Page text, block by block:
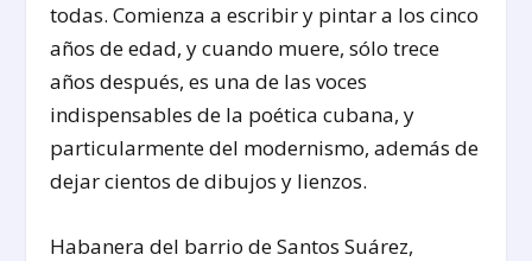
todas. Comienza a escribir y pintar a los cinco
años de edad, y cuando muere, sólo trece
años después, es una de las voces
indispensables de la poética cubana, y
particularmente del modernismo, además de
dejar cientos de dibujos y lienzos.
Habanera del barrio de Santos Suárez,